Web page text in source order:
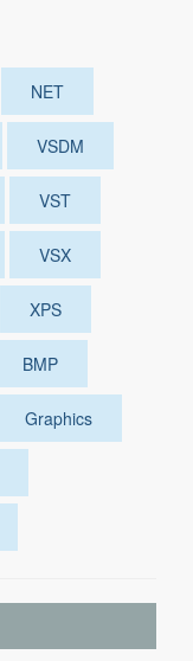
NET
VSDM
VST
VSX
XPS
BMP
Graphics